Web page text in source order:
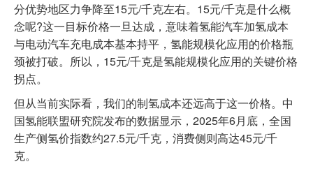
分优势地区力争降至15元/千克左右。15元/千克是什么概
念呢?这一目标价格一旦达成，意味着氢能汽车加氢成本
与电动汽车充电成本基本持平，氢能规模化应用的价格瓶
颈被打破。所以，15元/千克是氢能规模化应用的关键价格
拐点。
但从当前实际看，我们的制氢成本还远高于这一价格。中
国氢能联盟研究院发布的数据显示，2025年6月底，全国
生产侧氢价指数约27.5元/千克，消费侧则高达45元/千
克。